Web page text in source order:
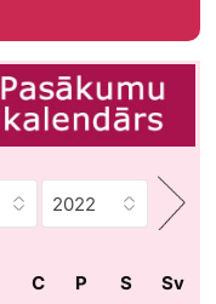
C P S
Sv